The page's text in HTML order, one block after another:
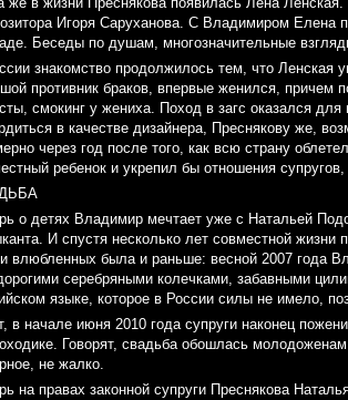
Игоря Саруханова. С Владимиром Елена
Беседы по душам, многозначительные
знакомство продолжилось тем, что
противник браков, впервые женился, причем
смокинг у жениха. Поход в загс оказался
в качестве дизайнера, Преснякову же,
через год после того, как всю страну
ребенок и укрепил бы отношения
о детях Владимир мечтает уже с Натальей
И спустя несколько лет совместной
влюбленных была и раньше: весной 2007 года
серебряными колечками, забавными
языке, которое в России силы не имело,
в начале июня 2010 года супруги наконец
Говорят, свадьба обошлась
не жалко.
на правах законной супруги Преснякова